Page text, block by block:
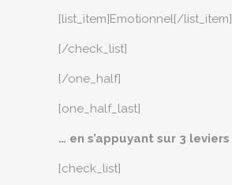
[list_item]Emotionnel[/list_item]
[/check_list]
[/one_half]
[one_half_last]
… en s’appuyant sur 3 leviers
[check_list]